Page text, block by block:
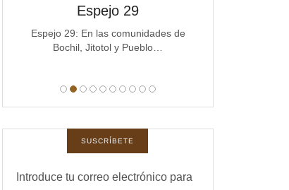
Espejo 29
Espejo 29: En las comunidades de
Bochil, Jitotol y Pueblo…
SUSCRÍBETE
Introduce tu correo electrónico para